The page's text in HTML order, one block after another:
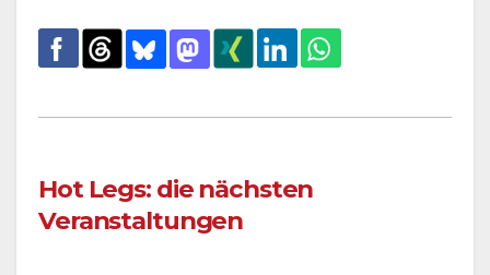
Hot Legs: die nächsten
Veranstaltungen